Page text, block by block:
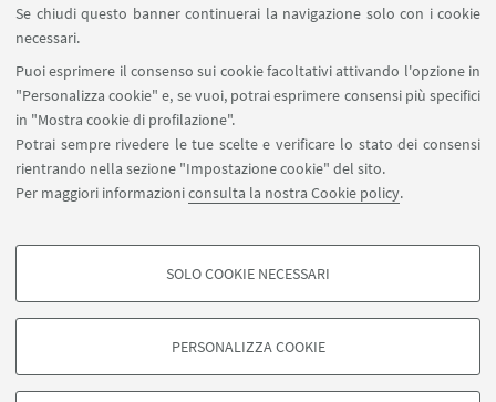
Se chiudi questo banner continuerai la navigazione solo con i cookie
necessari.
Puoi esprimere il consenso sui cookie facoltativi attivando l'opzione in
"Personalizza cookie" e, se vuoi, potrai esprimere consensi più specifici
in "Mostra cookie di profilazione".
Potrai sempre rivedere le tue scelte e verificare lo stato dei consensi
rientrando nella sezione "Impostazione cookie" del sito.
Per maggiori informazioniconsulta la nostra Cookie policy.
COOKIE DI PROFILAZIONE - FACOLTATIVI
degli utenti, creare profili in base al loro comportamento sul sito, per analisi
di marketing.
SOLO COOKIE NECESSARI
PERSONALIZZA COOKIE
SEGUI UNIBO SU:
APP:
©Copyright 2026 - ALMA MATER STUDIORUM - Università di
Bologna - Via Zamboni, 33 - 40126 Bologna - PI: 01131710376 - CF:
80007010376
Privacy
Note legali Informazioni sul sito e accessibilità